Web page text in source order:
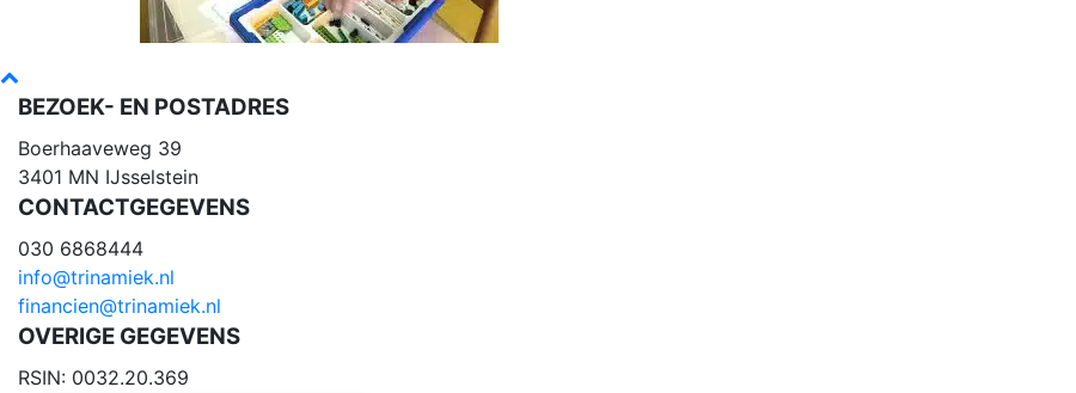
BEZOEK- EN POSTADRES
Boerhaaveweg 39
3401 MN IJsselstein
CONTACTGEGEVENS
030 6868444
info@trinamiek.nl
financien@trinamiek.nl
OVERIGE GEGEVENS
RSIN: 0032.20.369